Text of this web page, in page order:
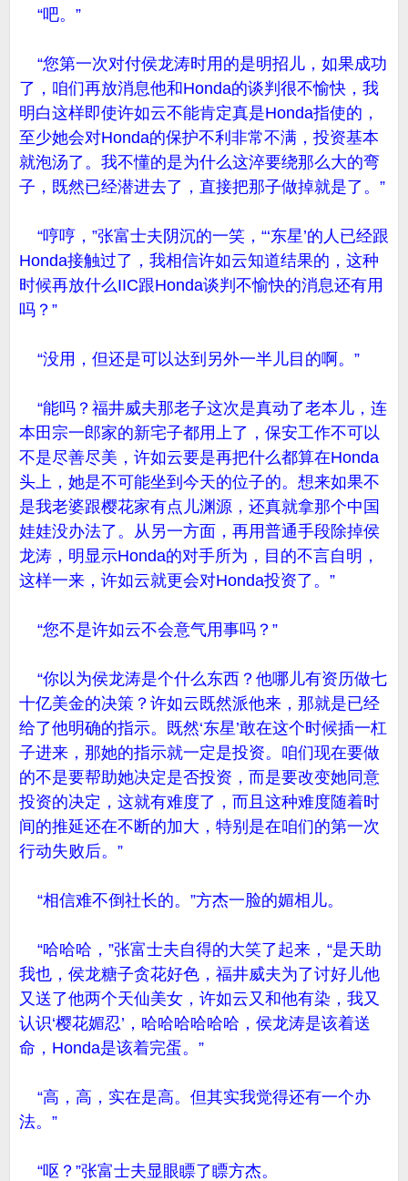
“吧。”
“您第一次对付侯龙涛时用的是明招儿，如果成功
了，咱们再放消息他和Honda的谈判很不愉快，我
明白这样即使许如云不能肯定真是Honda指使的，
至少她会对Honda的保护不利非常不满，投资基本
就泡汤了。我不懂的是为什么这淬要绕那么大的弯
子，既然已经潜进去了，直接把那子做掉就是了。”
“哼哼，”张富士夫阴沉的一笑，“‘东星’的人已经跟
Honda接触过了，我相信许如云知道结果的，这种
时候再放什么IIC跟Honda谈判不愉快的消息还有用
吗？”
“没用，但还是可以达到另外一半儿目的啊。”
“能吗？福井威夫那老子这次是真动了老本儿，连
本田宗一郎家的新宅子都用上了，保安工作不可以
不是尽善尽美，许如云要是再把什么都算在Honda
头上，她是不可能坐到今天的位子的。想来如果不
是我老婆跟樱花家有点儿渊源，还真就拿那个中国
娃娃没办法了。从另一方面，再用普通手段除掉侯
龙涛，明显示Honda的对手所为，目的不言自明，
这样一来，许如云就更会对Honda投资了。”
“您不是许如云不会意气用事吗？”
“你以为侯龙涛是个什么东西？他哪儿有资历做七
十亿美金的决策？许如云既然派他来，那就是已经
给了他明确的指示。既然‘东星’敢在这个时候插一杠
子进来，那她的指示就一定是投资。咱们现在要做
的不是要帮助她决定是否投资，而是要改变她同意
投资的决定，这就有难度了，而且这种难度随着时
间的推延还在不断的加大，特别是在咱们的第一次
行动失败后。”
“相信难不倒社长的。”方杰一脸的媚相儿。
“哈哈哈，”张富士夫自得的大笑了起来，“是天助
我也，侯龙糖子贪花好色，福井威夫为了讨好儿他
又送了他两个天仙美女，许如云又和他有染，我又
认识‘樱花媚忍’，哈哈哈哈哈哈，侯龙涛是该着送
命，Honda是该着完蛋。”
“高，高，实在是高。但其实我觉得还有一个办
法。”
“呕？”张富士夫显眼瞟了瞟方杰。